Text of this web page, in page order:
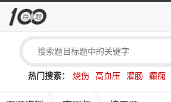
热门搜索： 烧伤 高血压 灌肠 癫痫